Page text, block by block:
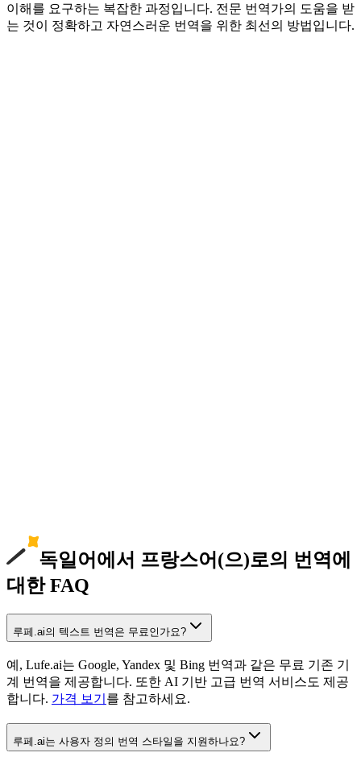
이해를 요구하는 복잡한 과정입니다. 전문 번역가의 도움을 받
는 것이 정확하고 자연스러운 번역을 위한 최선의 방법입니다.
독일어에서 프랑스어(으)로의 번역에
대한 FAQ
루페.ai의 텍스트 번역은 무료인가요?
예, Lufe.ai는 Google, Yandex 및 Bing 번역과 같은 무료 기존 기
계 번역을 제공합니다. 또한 AI 기반 고급 번역 서비스도 제공
합니다. 가격 보기 를 참고하세요.
루페.ai는 사용자 정의 번역 스타일을 지원하나요?